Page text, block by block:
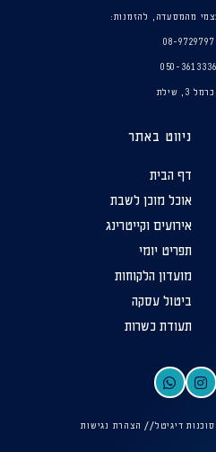
מהמסעדה, להזמנות:
08-9729797
050-3613336
3, שילת
ניווט באתר
דף הבית
אוכל מוכן לשבת
אירועים וקייטרינג
תפריט יומי
מועדון הלקוחות
ביטול עסקה
תעודת כשרות
סוכנות דיגיטל// הצהרת נגישות